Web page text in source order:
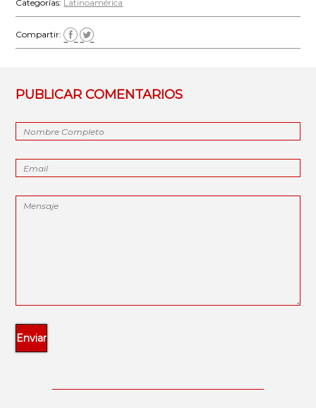
Categorías: Latinoamérica
Compartir:
PUBLICAR COMENTARIOS